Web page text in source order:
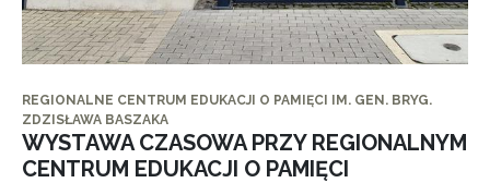
REGIONALNE CENTRUM EDUKACJI O PAMIĘCI IM. GEN. BRYG.
ZDZISŁAWA BASZAKA
WYSTAWA CZASOWA PRZY REGIONALNYM
CENTRUM EDUKACJI O PAMIĘCI